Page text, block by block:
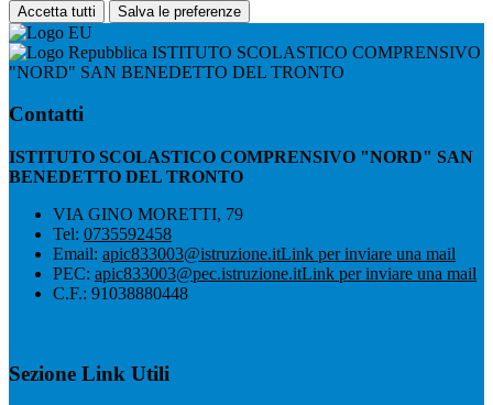
Accetta tutti Salva le preferenze
ISTITUTO SCOLASTICO COMPRENSIVO
"NORD" SAN BENEDETTO DEL TRONTO
Contatti
ISTITUTO SCOLASTICO COMPRENSIVO "NORD" SAN
BENEDETTO DEL TRONTO
VIA GINO MORETTI, 79
Tel: 0735592458
Email: apic833003@istruzione.itLink per inviare una mail
PEC: apic833003@pec.istruzione.itLink per inviare una mail
C.F.: 91038880448
Sezione Link Utili